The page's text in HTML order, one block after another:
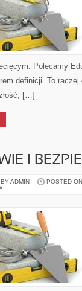
Polecamy
definicji. To
[…]
I
ADMIN POSTED